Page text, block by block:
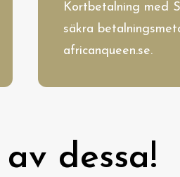
Kortbetalning med
säkra
africanqueen.se.
dessa!